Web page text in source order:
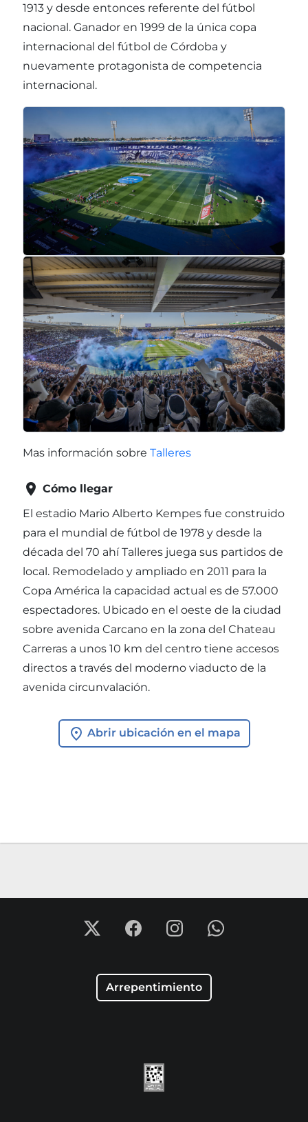
1913 y desde entonces referente del fútbol
nacional. Ganador en 1999 de la única copa
internacional del fútbol de Córdoba y
nuevamente protagonista de competencia
internacional.
Mas información sobre Talleres
 Cómo llegar
El estadio Mario Alberto Kempes fue construido
para el mundial de fútbol de 1978 y desde la
década del 70 ahí Talleres juega sus partidos de
local. Remodelado y ampliado en 2011 para la
Copa América la capacidad actual es de 57.000
espectadores. Ubicado en el oeste de la ciudad
sobre avenida Carcano en la zona del Chateau
Carreras a unos 10 km del centro tiene accesos
directos a través del moderno viaducto de la
avenida circunvalación.
Abrir ubicación en el mapa